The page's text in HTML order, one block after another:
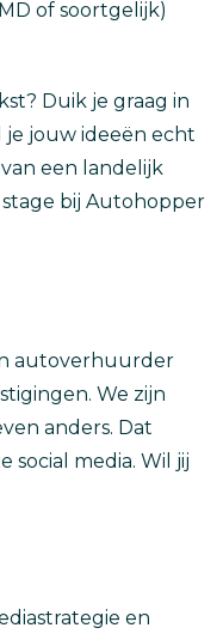
of soortgelijk)
Duik je graag in
je jouw ideeën echt
een landelijk
stage bij Autohopper
autoverhuurder
We zijn
anders. Dat
social media. Wil jij
en